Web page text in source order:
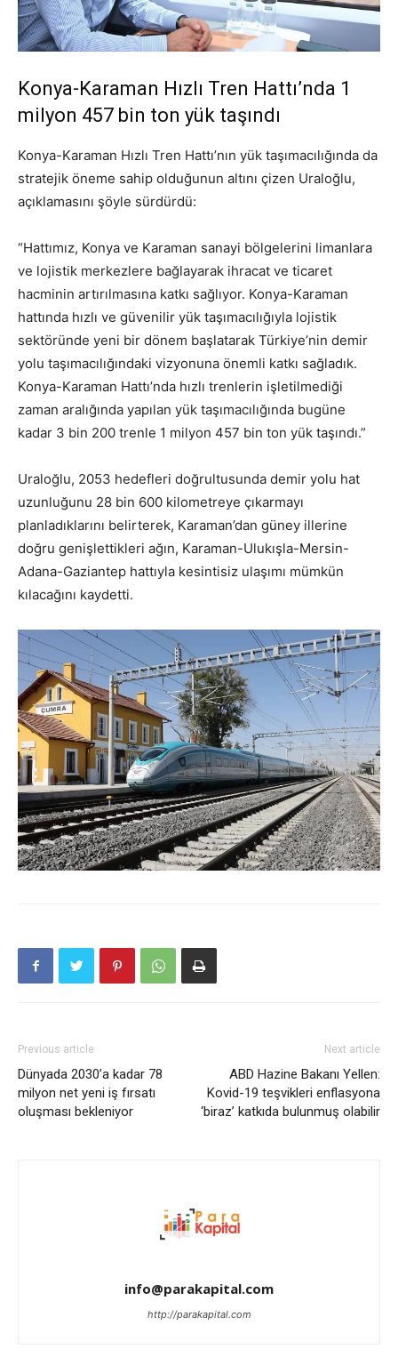
Konya-Karaman Hızlı Tren Hattı’nda 1
milyon 457 bin ton yük taşındı
Konya-Karaman Hızlı Tren Hattı’nın yük taşımacılığında da
stratejik öneme sahip olduğunun altını çizen Uraloğlu,
açıklamasını şöyle sürdürdü:
“Hattımız, Konya ve Karaman sanayi bölgelerini limanlara
ve lojistik merkezlere bağlayarak ihracat ve ticaret
hacminin artırılmasına katkı sağlıyor. Konya-Karaman
hattında hızlı ve güvenilir yük taşımacılığıyla lojistik
sektöründe yeni bir dönem başlatarak Türkiye’nin demir
yolu taşımacılığındaki vizyonuna önemli katkı sağladık.
Konya-Karaman Hattı’nda hızlı trenlerin işletilmediği
zaman aralığında yapılan yük taşımacılığında bugüne
kadar 3 bin 200 trenle 1 milyon 457 bin ton yük taşındı.”
Uraloğlu, 2053 hedefleri doğrultusunda demir yolu hat
uzunluğunu 28 bin 600 kilometreye çıkarmayı
planladıklarını belirterek, Karaman’dan güney illerine
doğru genişlettikleri ağın, Karaman-Ulukışla-Mersin-
Adana-Gaziantep hattıyla kesintisiz ulaşımı mümkün
kılacağını kaydetti.
Previous article
Dünyada 2030’a kadar 78
milyon net yeni iş fırsatı
oluşması bekleniyor
Next article
ABD Hazine Bakanı Yellen:
Kovid-19 teşvikleri enflasyona
‘biraz’ katkıda bulunmuş olabilir
info@parakapital.com
http://parakapital.com